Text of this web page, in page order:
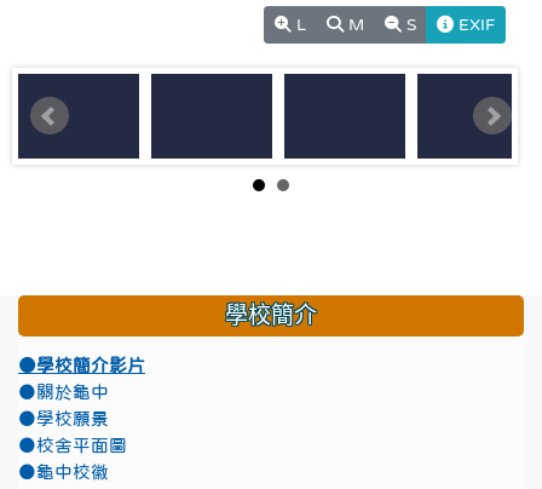
L M S EXIF
學校簡介
●學校簡介影片
●關於龜中
●學校願景
●校舍平面圖
●龜中校徽